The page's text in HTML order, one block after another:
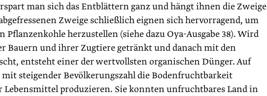
man sich das Entblättern ganz und hängt ihnen die Zweige
Zweige schließlich eignen sich hervorragend, um
herzustellen (siehe dazu Oya-Ausgabe 38). Wird
Bauern und ihrer Zugtiere getränkt und danach mit den
entsteht einer der wertvollsten organischen Dünger. Auf
steigender Bevölkerungszahl die Bodenfruchtbarkeit
produzieren. Sie konnten unfruchtbares Land in